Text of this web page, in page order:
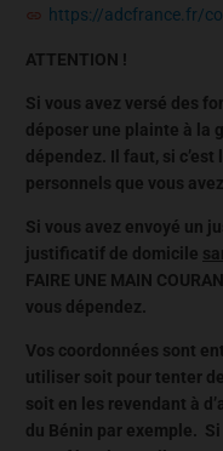
https://adcfrance.fr/
ATTENTION !
Si vous avez versé des
déposer une plainte à la
dépendez. Il faut, si
personnels que vous
Si vous avez envoyé un
justificatif de domicile
FAIRE UNE MAIN
vous dépendez.
Vos coordonnées sont
utiliser soit pour tenter
soit en les revendant à
du Bénin par exemple.